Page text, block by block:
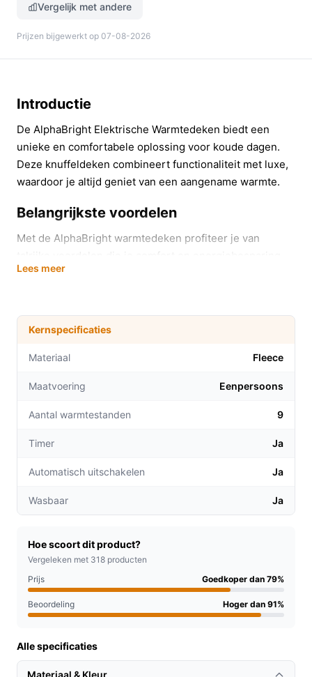
Vergelijk met andere
Prijzen bijgewerkt op 07-08-2026
Introductie
De AlphaBright Elektrische Warmtedeken biedt een
unieke en comfortabele oplossing voor koude dagen.
Deze knuffeldeken combineert functionaliteit met luxe,
waardoor je altijd geniet van een aangename warmte.
Belangrijkste voordelen
Met de AlphaBright warmtedeken profiteer je van
verbeteren:
aan naar jouw voorkeur, zodat je altijd de juiste
warmte hebt, of je nu op de bank ligt of in bed ligt.
Energiebesparing:
In plaats van je hele huis te
waar je het nodig hebt, wat resulteert in lagere
uit na 180 minuten, waardoor je zorgeloos kunt
oververhitting.
Voor welke doelgroep?
aan gebruikers, waaronder:
behoefte hebben aan extra warmte tijdens het
leren.
tijdens de wintermaanden.
Iedereen die graag ontspannen op de bank zit of in
Lees meer
Kernspecificaties
Materiaal Fleece
Maatvoering Eenpersoons
Aantal warmtestanden 9
Timer Ja
Automatisch uitschakelen Ja
Wasbaar Ja
Hoe scoort dit product?
Vergeleken met 318 producten
Prijs
Goedkoper dan 79%
Beoordeling Hoger dan 91%
Alle specificaties
Materiaal & Kleur